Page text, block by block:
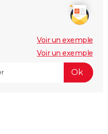
Voir un exemple
Voir un exemple